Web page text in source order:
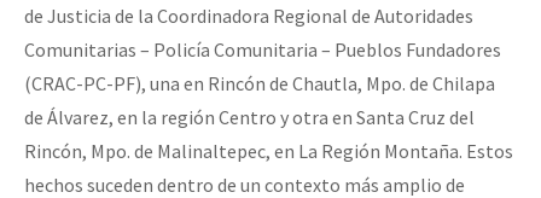
de Justicia de la Coordinadora Regional de Autoridades
Comunitarias – Policía Comunitaria – Pueblos Fundadores
(CRAC-PC-PF), una en Rincón de Chautla, Mpo. de Chilapa
de Álvarez, en la región Centro y otra en Santa Cruz del
Rincón, Mpo. de Malinaltepec, en La Región Montaña. Estos
hechos suceden dentro de un contexto más amplio de